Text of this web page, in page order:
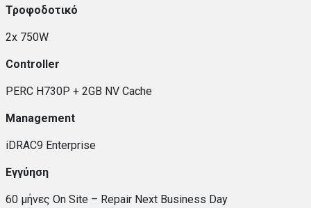
Τροφοδοτικό
2x 750W
Controller
PERC H730P + 2GB NV Cache
Management
iDRAC9 Enterprise
Εγγύηση
60 μήνες On Site – Repair Next Business Day